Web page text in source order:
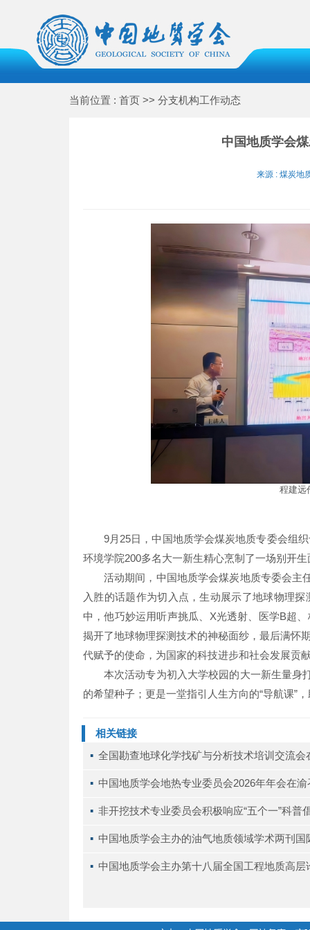
当前位置 : 首页 >> 分支机构工作动态
中国地质学会
来源 : 煤炭
程建远
9月25日，中国地质学会煤炭地质专委会组
环境学院200多名大一新生精心烹制了一场别开
活动期间，中国地质学会煤炭地质专委会主
入胜的话题作为切入点，生动展示了地球物理
中，他巧妙运用听声挑瓜、X光透射、医学B超
揭开了地球物理探测技术的神秘面纱，最后满怀
代赋予的使命，为国家的科技进步和社会发展贡
本次活动专为初入大学校园的大一新生量身
的希望种子；更是一堂指引人生方向的“导航课”
相关链接
▪ 全国勘查地球化学找矿与分析技术培训交流
▪ 中国地质学会地热专业委员会2026年年会在渝
▪ 非开挖技术专业委员会积极响应“五个一”科普
▪ 中国地质学会主办的油气地质领域学术两刊国
▪ 中国地质学会主办第十八届全国工程地质高层